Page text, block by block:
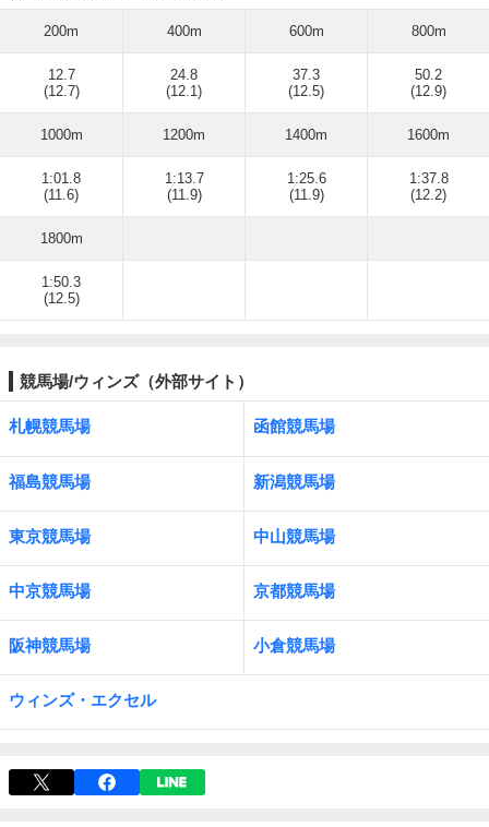
200m 400m 600m 800m
12.7
(12.7)
24.8
(12.1)
37.3
(12.5)
50.2
(12.9)
1000m 1200m 1400m 1600m
1:01.8
(11.6)
1:13.7
(11.9)
1:25.6
(11.9)
1:37.8
(12.2)
1800m
1:50.3
(12.5)
競馬場/ウィンズ（外部サイト）
札幌競馬場 函館競馬場
福島競馬場 新潟競馬場
東京競馬場 中山競馬場
中京競馬場 京都競馬場
阪神競馬場 小倉競馬場
ウィンズ・エクセル